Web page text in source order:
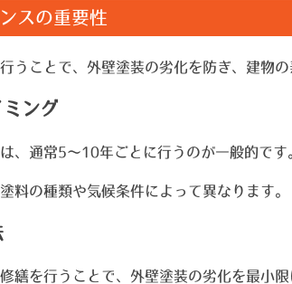
スの重要性
うことで、外壁塗装の劣化を防ぎ、建物の
ミング
、通常5～10年ごとに行うのが一般的です
料の種類や気候条件によって異なります。
繕を行うことで、外壁塗装の劣化を最小限